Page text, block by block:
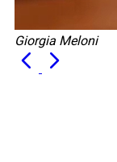
Giorgia Meloni